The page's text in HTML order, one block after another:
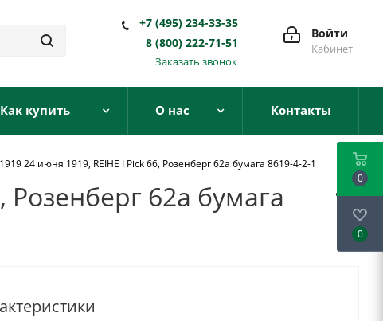
Войти
Кабинет
+7 (495) 234-33-35
8 (800) 222-71-51
Заказать звонок
Как купить О нас Контакты
24 июня 1919, REIHE I Pick 66, Розенберг 62а бумага 8619-4-2-1
62а бумага
0
0